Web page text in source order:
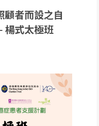
顧者而設之自
楊式太極班